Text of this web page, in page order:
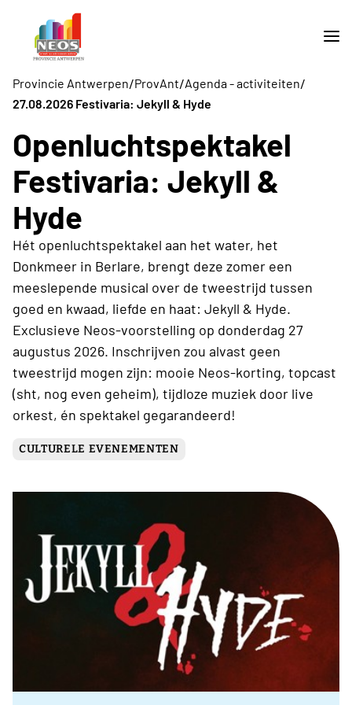
Provincie Antwerpen/ProvAnt/Agenda - activiteiten/
27.08.2026 Festivaria: Jekyll & Hyde
Openluchtspektakel
Festivaria: Jekyll &
Hyde
Hét openluchtspektakel aan het water, het
Donkmeer in Berlare, brengt deze zomer een
meeslepende musical over de tweestrijd tussen
goed en kwaad, liefde en haat: Jekyll & Hyde.
Exclusieve Neos-voorstelling op donderdag 27
augustus 2026. Inschrijven zou alvast geen
tweestrijd mogen zijn: mooie Neos-korting, topcast
(sht, nog even geheim), tijdloze muziek door live
orkest, én spektakel gegarandeerd!
CULTURELE EVENEMENTEN